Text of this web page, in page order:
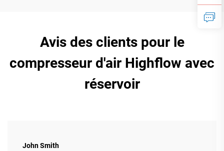
Avis des clients pour le
compresseur d'air Highflow avec
réservoir
John Smith